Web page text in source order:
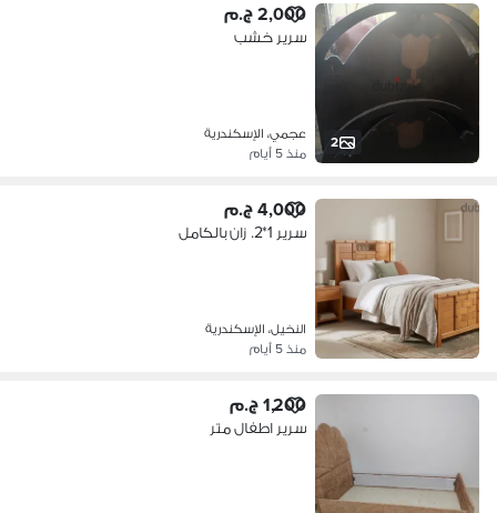
2
2,000 ج.م
سرير خشب
عجمي، الإسكندرية
منذ 5 أيام
4,000 ج.م
سرير 1*2. زان بالكامل
النخيل، الإسكندرية
منذ 5 أيام
1,200 ج.م
سرير اطفال متر